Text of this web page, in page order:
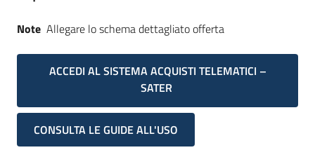
Note Allegare lo schema dettagliato offerta
ACCEDI AL SISTEMA ACQUISTI TELEMATICI –
SATER
CONSULTA LE GUIDE ALL'USO